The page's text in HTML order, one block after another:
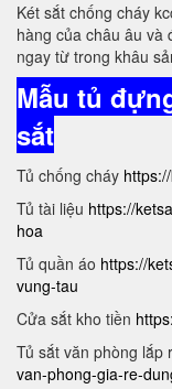
Két sắt chống cháy
hàng của châu âu và
ngay từ trong khâu
Mẫu tủ
sắt
Tủ chống cháy
Tủ tài liệu https://
hoa
Tủ quần áo https://
vung-tau
Cửa sắt kho tiền
Tủ sắt văn phòng lắp
van-phong-gia-re-